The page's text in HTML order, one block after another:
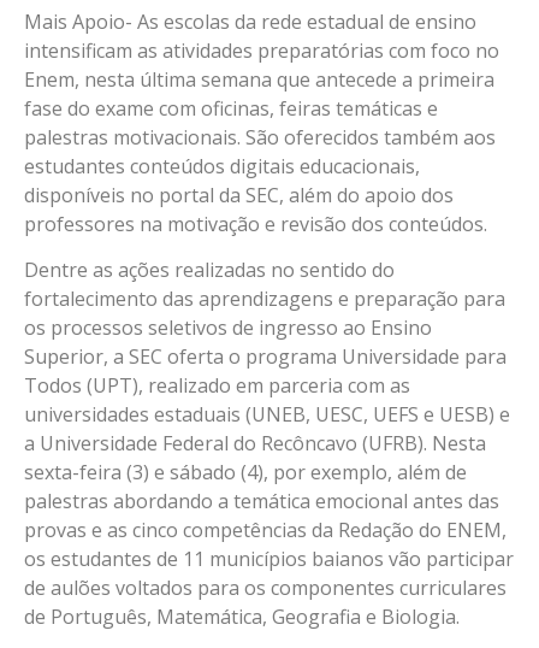
Mais Apoio- As escolas da rede estadual de ensino
intensificam as atividades preparatórias com foco no
Enem, nesta última semana que antecede a primeira
fase do exame com oficinas, feiras temáticas e
palestras motivacionais. São oferecidos também aos
estudantes conteúdos digitais educacionais,
disponíveis no portal da SEC, além do apoio dos
professores na motivação e revisão dos conteúdos.
Dentre as ações realizadas no sentido do
fortalecimento das aprendizagens e preparação para
os processos seletivos de ingresso ao Ensino
Superior, a SEC oferta o programa Universidade para
Todos (UPT), realizado em parceria com as
universidades estaduais (UNEB, UESC, UEFS e UESB) e
a Universidade Federal do Recôncavo (UFRB). Nesta
sexta-feira (3) e sábado (4), por exemplo, além de
palestras abordando a temática emocional antes das
provas e as cinco competências da Redação do ENEM,
os estudantes de 11 municípios baianos vão participar
de aulões voltados para os componentes curriculares
de Português, Matemática, Geografia e Biologia.